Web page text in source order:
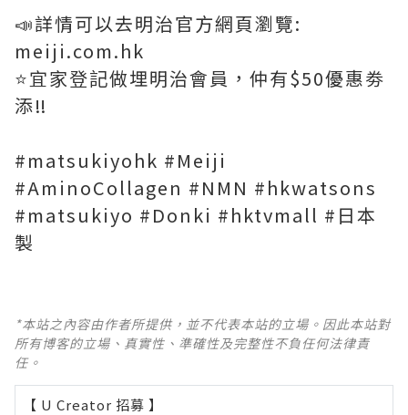
📣詳情可以去明治官方網頁瀏覽:
meiji.com.hk
⭐️宜家登記做埋明治會員，仲有$50優惠劵
添‼️
#matsukiyohk #Meiji
#AminoCollagen #NMN #hkwatsons
#matsukiyo #Donki #hktvmall #日本
製
*本站之內容由作者所提供，並不代表本站的立場。因此本站對
所有博客的立場、真實性、準確性及完整性不負任何法律責
任。
【 U Creator 招募 】